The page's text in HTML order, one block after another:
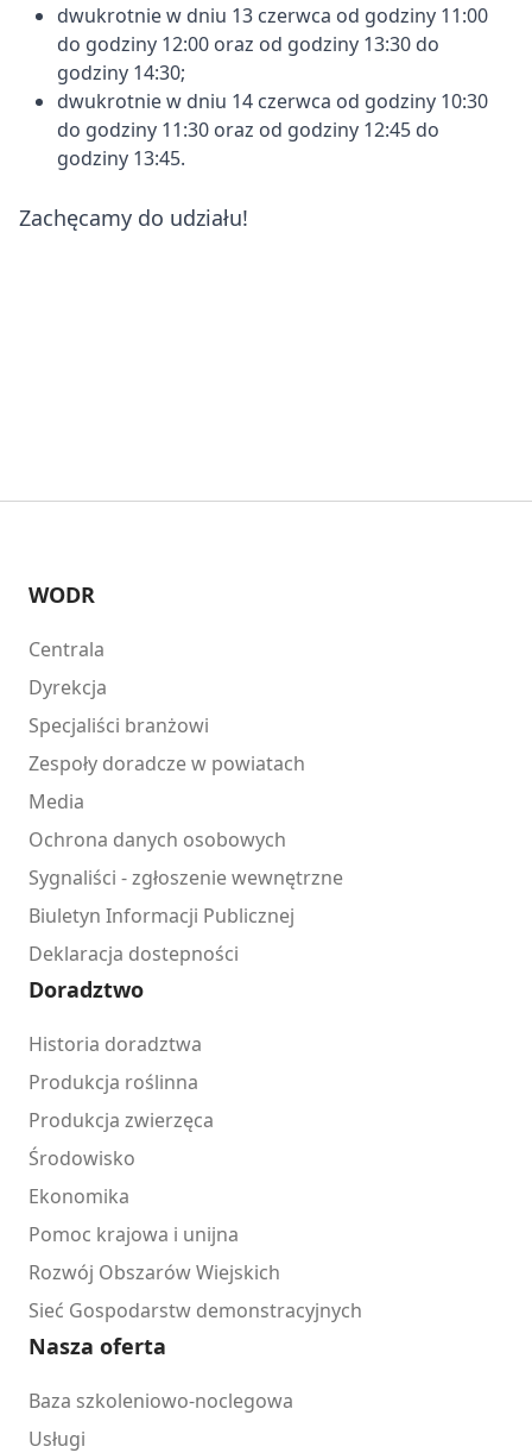
dwukrotnie w dniu 13 czerwca od godziny 11:00
do godziny 12:00 oraz od godziny 13:30 do
godziny 14:30;
dwukrotnie w dniu 14 czerwca od godziny 10:30
do godziny 11:30 oraz od godziny 12:45 do
godziny 13:45.
Zachęcamy do udziału!
WODR
Centrala
Dyrekcja
Specjaliści branżowi
Zespoły doradcze w powiatach
Media
Ochrona danych osobowych
Sygnaliści - zgłoszenie wewnętrzne
Biuletyn Informacji Publicznej
Deklaracja dostepności
Doradztwo
Historia doradztwa
Produkcja roślinna
Produkcja zwierzęca
Środowisko
Ekonomika
Pomoc krajowa i unijna
Rozwój Obszarów Wiejskich
Sieć Gospodarstw demonstracyjnych
Nasza oferta
Baza szkoleniowo-noclegowa
Usługi